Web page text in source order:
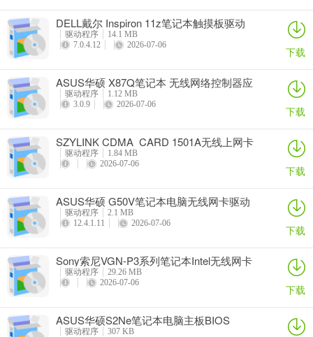
DELL戴尔 Inspiron 11z笔记本触摸板驱动
驱动程序
14.1 MB
7.0.4.12
2026-07-06 下载
ASUS华硕 X87Q笔记本 无线网络控制器应
用程序
驱动程序
1.12 MB
3.0.9
2026-07-06 下载
SZYLINK CDMA_CARD 1501A无线上网卡
驱动程序
1.84 MB
2026-07-06
下载
ASUS华硕 G50V笔记本电脑无线网卡驱动
驱动程序
2.1 MB
12.4.1.11
2026-07-06 下载
Sony索尼VGN-P3系列笔记本Intel无线网卡
驱动
驱动程序
29.26 MB
2026-07-06
下载
ASUS华硕S2Ne笔记本电脑主板BIOS
驱动程序
307 KB